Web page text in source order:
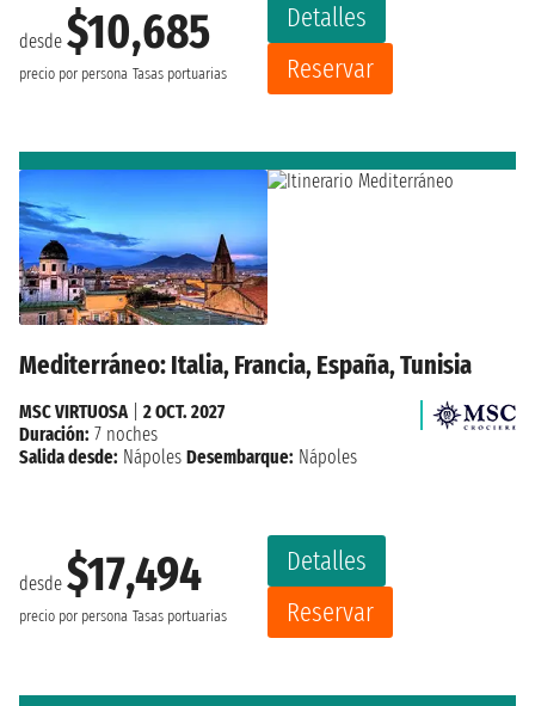
desde $10,685
precio por persona Tasas portuarias
Detalles
Reservar
Mediterráneo: Italia, Francia, España, Tunisia
desde $17,494
precio por persona Tasas portuarias
Detalles
Reservar
MSC VIRTUOSA
2 OCT. 2027
Duración: 7 noches
Salida desde: Nápoles Desembarque: Nápoles